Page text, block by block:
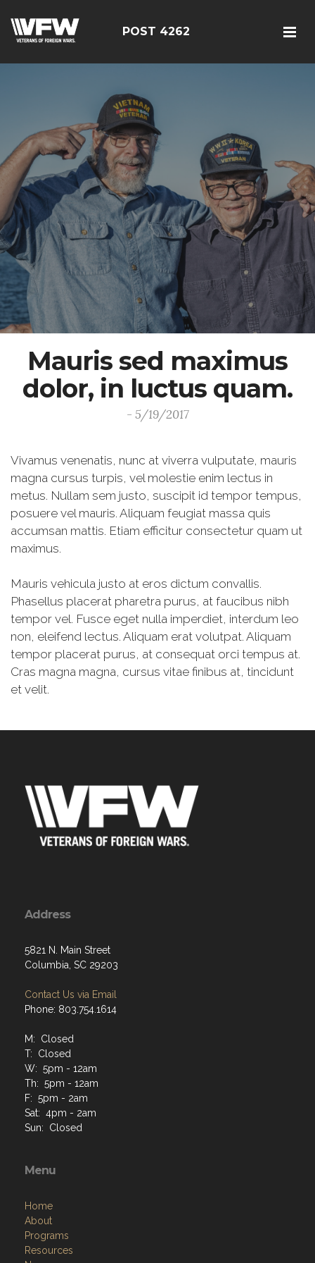
POST 4262
Mauris sed maximus
dolor, in luctus quam.
- 5/19/2017
Vivamus venenatis, nunc at viverra vulputate, mauris
magna cursus turpis, vel molestie enim lectus in
metus. Nullam sem justo, suscipit id tempor tempus,
posuere vel mauris. Aliquam feugiat massa quis
accumsan mattis. Etiam efficitur consectetur quam ut
maximus.
Mauris vehicula justo at eros dictum convallis.
Phasellus placerat pharetra purus, at faucibus nibh
tempor vel. Fusce eget nulla imperdiet, interdum leo
non, eleifend lectus. Aliquam erat volutpat. Aliquam
tempor placerat purus, at consequat orci tempus at.
Cras magna magna, cursus vitae finibus at, tincidunt
et velit.
Address
5821 N. Main Street
Columbia, SC 29203
Contact Us via Email
Phone: 803.754.1614
M: Closed
T: Closed
W: 5pm - 12am
Th: 5pm - 12am
F: 5pm - 2am
Sat: 4pm - 2am
Sun: Closed
Menu
Home
About
Programs
Resources